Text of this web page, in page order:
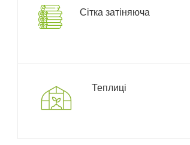
Сітка затіняюча
Теплиці